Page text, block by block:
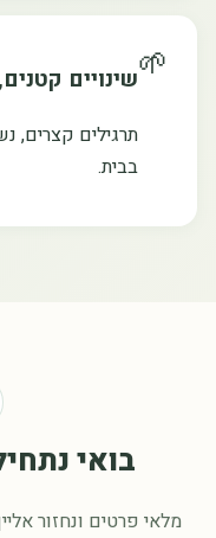
🌱שינויים
תרגילים קצרים,
בבית.
בואי
מלאי פרטים ונחזור